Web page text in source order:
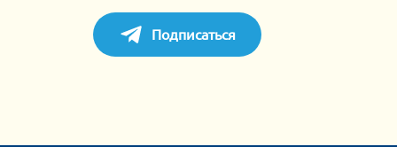
Подписаться